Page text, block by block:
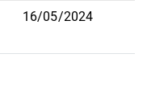
16/05/2024